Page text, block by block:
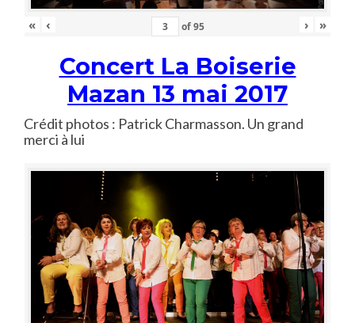
« ‹ of95 › »
Concert La Boiserie
Mazan 13 mai 2017
Crédit photos : Patrick Charmasson. Un grand
merci à lui